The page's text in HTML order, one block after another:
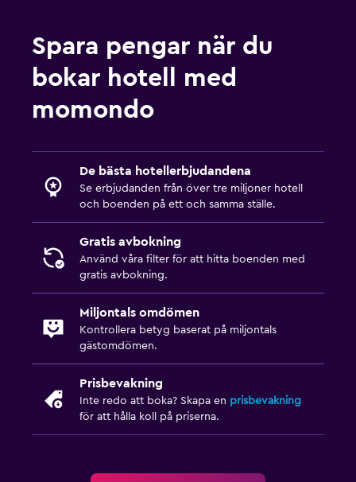
Spara pengar när du
bokar hotell med
momondo
De bästa hotellerbjudandena
Se erbjudanden från över tre miljoner hotell
och boenden på ett och samma ställe.
Gratis avbokning
Använd våra filter för att hitta boenden med
gratis avbokning.
Miljontals omdömen
Kontrollera betyg baserat på miljontals
gästomdömen.
Prisbevakning
Inte redo att boka? Skapa en prisbevakning
för att hålla koll på priserna.